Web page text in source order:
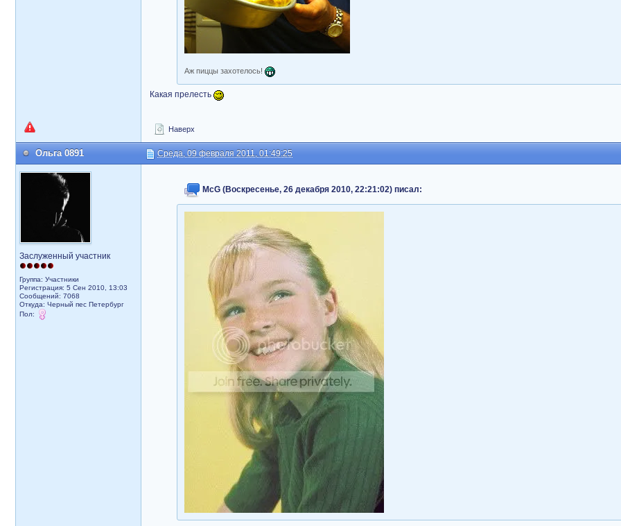
Аж пиццы захотелось!
Какая прелесть
Наверх
Ольга 0891 Среда, 09 февраля 2011, 01:49:25
Заслуженный участник
Группа: Участники
Регистрация: 5 Сен 2010, 13:03
Сообщений: 7068
Откуда: Черный пес Петербург
Пол:
McG (Воскресенье, 26 декабря 2010, 22:21:02) писал: